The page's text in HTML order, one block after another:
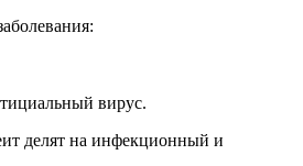
вирус.
делят на инфекционный и